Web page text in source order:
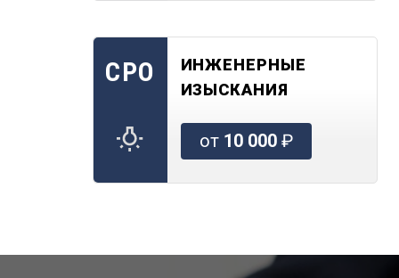
СРО
ИНЖЕНЕРНЫЕ
ИЗЫСКАНИЯ
от 10 000₽